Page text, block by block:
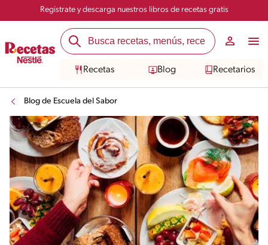
Registrate y descarga nuestros libros de recetas gratis
Recetas Blog Recetarios
Blog de Escuela del Sabor